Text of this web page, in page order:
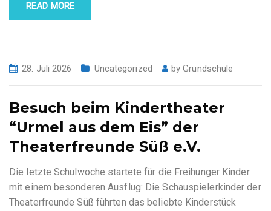
READ MORE
28. Juli 2026 Uncategorized byGrundschule
Besuch beim Kindertheater
“Urmel aus dem Eis” der
Theaterfreunde Süß e.V.
Die letzte Schulwoche startete für die Freihunger Kinder
mit einem besonderen Ausflug: Die Schauspielerkinder der
Theaterfreunde Süß führten das beliebte Kinderstück